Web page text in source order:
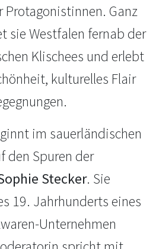
Protagonistinnen. Ganz
sie Westfalen fernab der
Klischees und erlebt
kulturelles Flair
im sauerländischen
den Spuren der
Stecker. Sie
19. Jahrhunderts eines
Unternehmen